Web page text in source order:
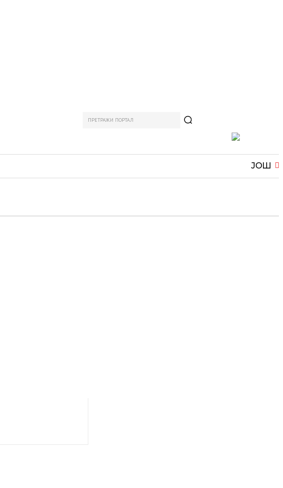
ПРЕТРАЖИ ПОРТАЛ
ЈОШ